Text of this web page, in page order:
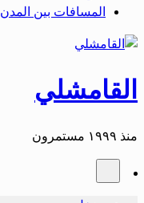
المسافات بين المدن
القامشلي
منذ ١٩٩٩ مستمرون